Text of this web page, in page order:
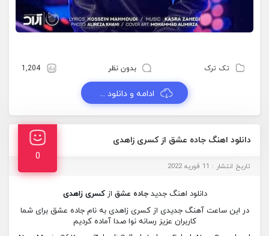
تک ترک بدون نظر 1,204
ادامه و دانلود ...
دانلود اهنگ جاده عشق از کسری زاهدی
0
تاریخ انتشار : 11 فوریه 2022
دانلود اهنگ جدید جاده عشق از کسری زاهدی
در این ساعت آهنگ جدیدی از کسری زاهدی به نام جاده عشق برای شما
کاربران عزیز رسانه نوا صدا آماده کردیم